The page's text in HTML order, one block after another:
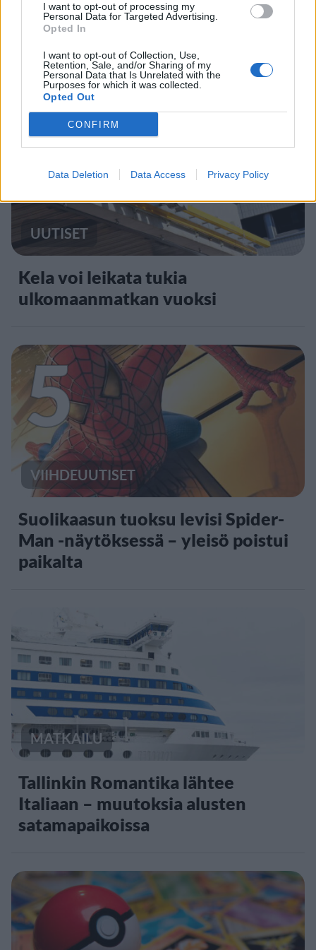
I want to opt-out of processing my
Personal Data for Targeted Advertising.
Opted In
I want to opt-out of Collection, Use,
Retention, Sale, and/or Sharing of my
Personal Data that Is Unrelated with the
Purposes for which it was collected.
Opted Out
CONFIRM
Data Deletion Data Access Privacy Policy
Sääennuste ulottuu nyt
marraskuulle – tältä näyttää
syksyn sää
4
UUTISET
Kela voi leikata tukia
ulkomaanmatkan vuoksi
5
VIIHDEUUTISET
Suolikaasun tuoksu levisi Spider-
Man -näytöksessä – yleisö poistui
paikalta
MATKAILU
Tallinkin Romantika lähtee
Italiaan – muutoksia alusten
satamapaikoissa